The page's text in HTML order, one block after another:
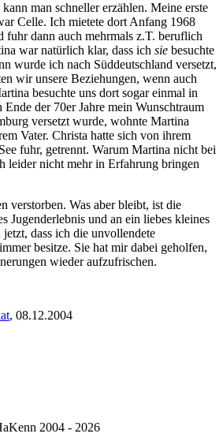
man schneller erzählen. Meine erste
Celle. Ich mietete dort Anfang 1968
fuhr dann auch mehrmals z.T. beruflich
war natürlich klar, dass ich sie besuchte
wurde ich nach Süddeutschland versetzt,
wir unsere Beziehungen, wenn auch
besuchte uns dort sogar einmal in
der 70er Jahre mein Wunschtraum
versetzt wurde, wohnte Martina
Vater. Christa hatte sich von ihrem
fuhr, getrennt. Warum Martina nicht bei
leider nicht mehr in Erfahrung bringen
verstorben. Was aber bleibt, ist die
Jugenderlebnis und an ein liebes kleines
dass ich die unvollendete
besitze. Sie hat mir dabei geholfen,
wieder aufzufrischen.
, 08.12.2004
2004 - 2026